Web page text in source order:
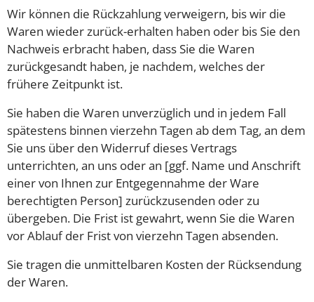
Wir können die Rückzahlung verweigern, bis wir die
Waren wieder zurück-erhalten haben oder bis Sie den
Nachweis erbracht haben, dass Sie die Waren
zurückgesandt haben, je nachdem, welches der
frühere Zeitpunkt ist.
Sie haben die Waren unverzüglich und in jedem Fall
spätestens binnen vierzehn Tagen ab dem Tag, an dem
Sie uns über den Widerruf dieses Vertrags
unterrichten, an uns oder an [ggf. Name und Anschrift
einer von Ihnen zur Entgegennahme der Ware
berechtigten Person] zurückzusenden oder zu
übergeben. Die Frist ist gewahrt, wenn Sie die Waren
vor Ablauf der Frist von vierzehn Tagen absenden.
Sie tragen die unmittelbaren Kosten der Rücksendung
der Waren.